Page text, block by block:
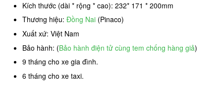
Kích thước (dài * rộng * cao): 232* 171 * 200mm
Thương hiệu: Đồng Nai (Pinaco)
Xuất xứ: Việt Nam
Bảo hành: (Bảo hành điện tử cùng tem chống hàng giả)
9 tháng cho xe gia đình.
6 tháng cho xe taxi.